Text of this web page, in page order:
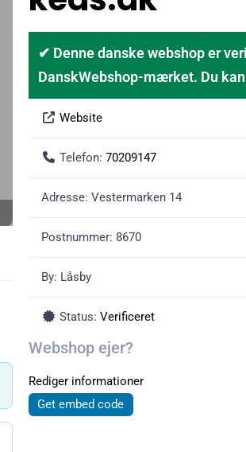
✔ Denne danske webshop er
DanskWebshop-mærket. Du
Website
Telefon: 70209147
Adresse: Vestermarken 14
Postnummer: 8670
By: Låsby
Status: Verificeret
Webshop ejer?
Rediger informationer
Get embed code